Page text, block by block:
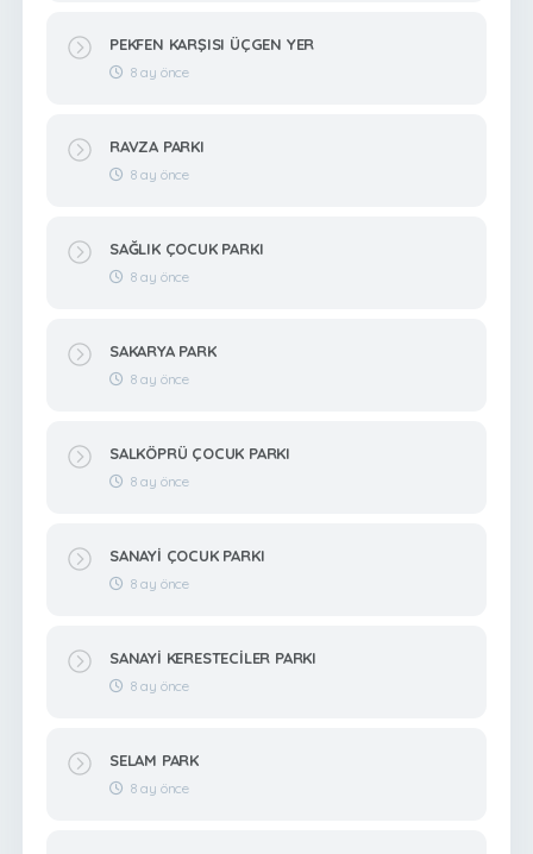
PEKFEN KARŞISI ÜÇGEN YER
8 ay önce
RAVZA PARKI
8 ay önce
SAĞLIK ÇOCUK PARKI
8 ay önce
SAKARYA PARK
8 ay önce
SALKÖPRÜ ÇOCUK PARKI
8 ay önce
SANAYİ ÇOCUK PARKI
8 ay önce
SANAYİ KERESTECİLER PARKI
8 ay önce
SELAM PARK
8 ay önce